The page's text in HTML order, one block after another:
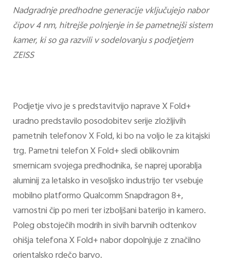
Nadgradnje predhodne generacije vključujejo nabor
čipov 4 nm, hitrejše polnjenje in še pametnejši sistem
kamer, ki so ga razvili v sodelovanju s podjetjem
ZEISS
Podjetje vivo je s predstavitvijo naprave X Fold+
uradno predstavilo posodobitev serije zložljivih
pametnih telefonov X Fold, ki bo na voljo le za kitajski
trg. Pametni telefon X Fold+ sledi oblikovnim
smernicam svojega predhodnika, še naprej uporablja
aluminij za letalsko in vesoljsko industrijo ter vsebuje
mobilno platformo Qualcomm Snapdragon 8+,
varnostni čip po meri ter izboljšani baterijo in kamero.
Poleg obstoječih modrih in sivih barvnih odtenkov
ohišja telefona X Fold+ nabor dopolnjuje z značilno
orientalsko rdečo barvo.